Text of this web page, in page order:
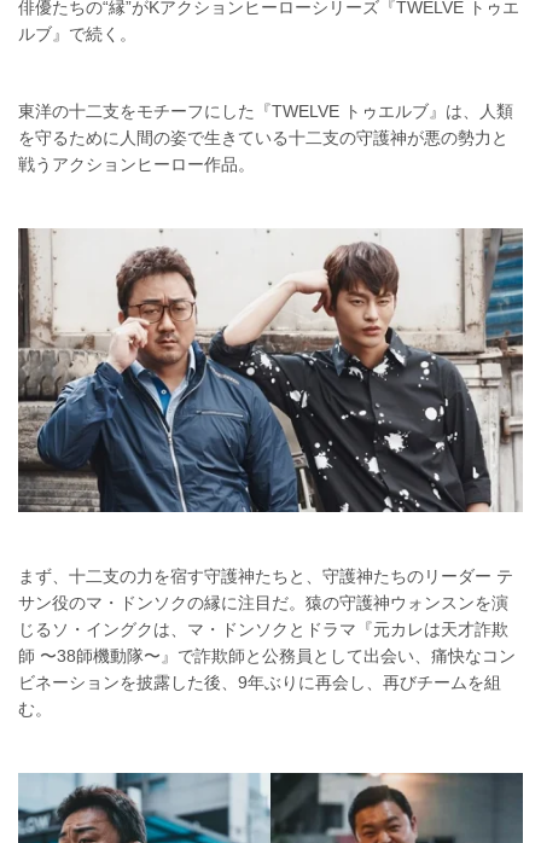
俳優たちの“縁”がKアクションヒーローシリーズ『TWELVE トゥエ
ルブ』で続く。
東洋の十二支をモチーフにした『TWELVE トゥエルブ』は、人類
を守るために人間の姿で生きている十二支の守護神が悪の勢力と
戦うアクションヒーロー作品。
まず、十二支の力を宿す守護神たちと、守護神たちのリーダー テ
サン役のマ・ドンソクの縁に注目だ。猿の守護神ウォンスンを演
じるソ・イングクは、マ・ドンソクとドラマ『元カレは天才詐欺
師 〜38師機動隊〜』で詐欺師と公務員として出会い、痛快なコン
ビネーションを披露した後、9年ぶりに再会し、再びチームを組
む。